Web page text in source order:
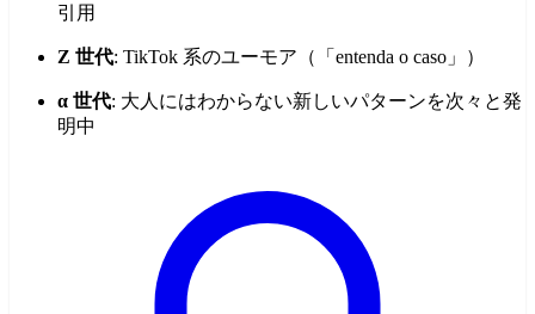
引用
Z 世代: TikTok 系のユーモア（「entenda o caso」）
α 世代: 大人にはわからない新しいパターンを次々と発
明中